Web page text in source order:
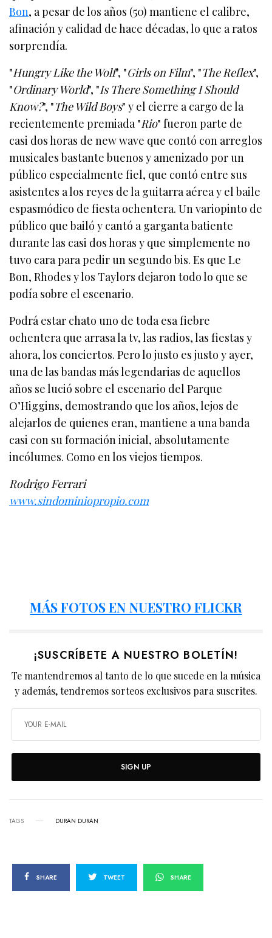
Bon, a pesar de los años (50) mantiene el calibre,
afinación y calidad de hace décadas, lo que a ratos
sorprendía.
"Hungry Like the Wolf", "Girls on Film", "The Reflex",
"Ordinary World", "Is There Something I Should
Know?", "The Wild Boys" y el cierre a cargo de la
recientemente premiada "Rio" fueron parte de
casi dos horas de new wave que contó con arreglos
musicales bastante buenos y amenizado por un
público especialmente fiel, que contó entre sus
asistentes a los reyes de la guitarra aérea y el baile
espasmódico de fiesta ochentera. Un variopinto de
público que bailó y cantó a garganta batiente
durante las casi dos horas y que simplemente no
tuvo cara para pedir un segundo bis. Es que Le
Bon, Rhodes y los Taylors dejaron todo lo que se
podía sobre el escenario.
Podrá estar chato uno de toda esa fiebre
ochentera que arrasa la tv, las radios, las fiestas y
ahora, los conciertos. Pero lo justo es justo y ayer,
una de las bandas más legendarias de aquellos
años se lució sobre el escenario del Parque
O’Higgins, demostrando que los años, lejos de
alejarlos de quienes eran, mantiene a una banda
casi con su formación inicial, absolutamente
incólumes. Como en los viejos tiempos.
Rodrigo Ferrari
www.sindominiopropio.com
MÁS FOTOS EN NUESTRO FLICKR
¡SUSCRÍBETE A NUESTRO BOLETÍN!
Te mantendremos al tanto de lo que sucede en la música
y además, tendremos sorteos exclusivos para suscrites.
SIGN UP
TAGS DURAN DURAN
SHARE TWEET SHARE